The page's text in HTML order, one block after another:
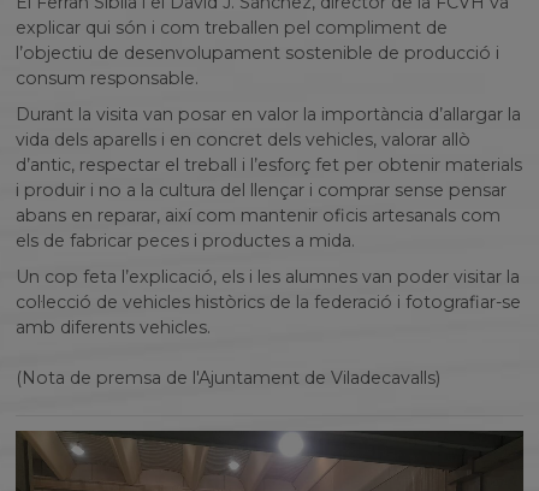
explicar qui són i com treballen pel compliment de
l’objectiu de desenvolupament sostenible de producció i
consum responsable.
Durant la visita van posar en valor la importància d’allargar la
vida dels aparells i en concret dels vehicles, valorar allò
d’antic, respectar el treball i l’esforç fet per obtenir materials
i produir i no a la cultura del llençar i comprar sense pensar
abans en reparar, així com mantenir oficis artesanals com
els de fabricar peces i productes a mida.
Un cop feta l’explicació, els i les alumnes van poder visitar la
col·lecció de vehicles històrics de la federació i fotografiar-se
amb diferents vehicles.
(Nota de premsa de l'Ajuntament de Viladecavalls)